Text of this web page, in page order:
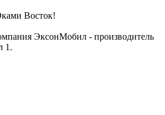
Восток!
ЭксонМобил - производитель
1.